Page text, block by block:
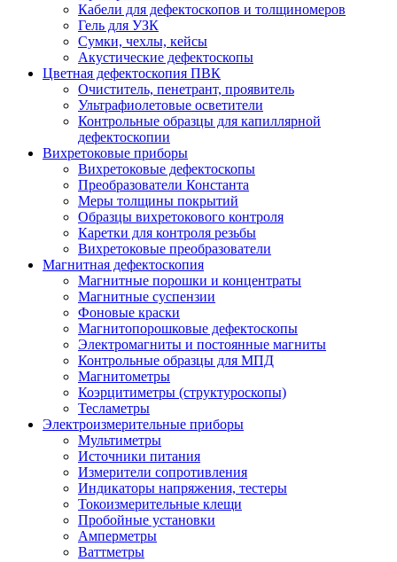
Кабели для дефектоскопов и толщиномеров
Гель для УЗК
Сумки, чехлы, кейсы
Акустические дефектоскопы
Цветная дефектоскопия ПВК
Очиститель, пенетрант, проявитель
Ультрафиолетовые осветители
Контрольные образцы для капиллярной
дефектоскопии
Вихретоковые приборы
Вихретоковые дефектоскопы
Преобразователи Константа
Меры толщины покрытий
Образцы вихретокового контроля
Каретки для контроля резьбы
Вихретоковые преобразователи
Магнитная дефектоскопия
Магнитные порошки и концентраты
Магнитные суспензии
Фоновые краски
Магнитопорошковые дефектоскопы
Электромагниты и постоянные магниты
Контрольные образцы для МПД
Магнитометры
Коэрцитиметры (структуроскопы)
Тесламетры
Электроизмерительные приборы
Мультиметры
Источники питания
Измерители сопротивления
Индикаторы напряжения, тестеры
Токоизмерительные клещи
Пробойные установки
Амперметры
Ваттметры